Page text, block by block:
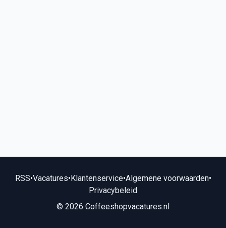
RSS•Vacatures•Klantenservice•Algemene voorwaarden•
Privacybeleid
© 2026 Coffeeshopvacatures.nl